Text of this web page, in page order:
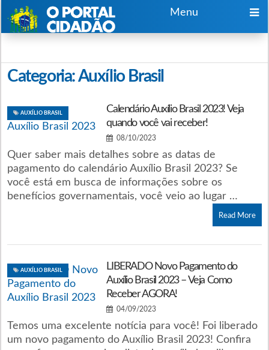
Menu
Categoria:Auxílio Brasil
AUXÍLIO BRASIL
Calendário Auxílio Brasil 2023! Veja
quando você vai receber!
08/10/2023
Quer saber mais detalhes sobre as datas de
pagamento do calendário Auxílio Brasil 2023? Se
você está em busca de informações sobre os
benefícios governamentais, você veio ao lugar …
Read More
AUXÍLIO BRASIL
LIBERADO Novo Pagamento do
Auxílio Brasil 2023 – Veja Como
Receber AGORA!
04/09/2023
Temos uma excelente notícia para você! Foi liberado
um novo pagamento do Auxílio Brasil 2023! Confira